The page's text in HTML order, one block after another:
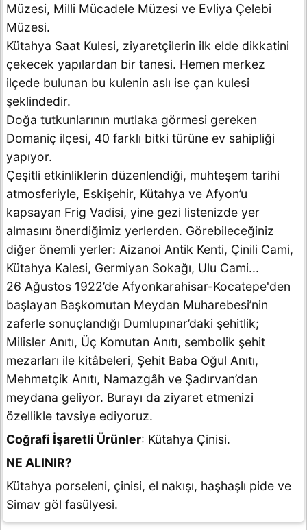
Müzesi, Milli Mücadele Müzesi ve Evliya Çelebi
Müzesi.
Kütahya Saat Kulesi, ziyaretçilerin ilk elde dikkatini
çekecek yapılardan bir tanesi. Hemen merkez
ilçede bulunan bu kulenin aslı ise çan kulesi
şeklindedir.
Doğa tutkunlarının mutlaka görmesi gereken
Domaniç ilçesi, 40 farklı bitki türüne ev sahipliği
yapıyor.
Çeşitli etkinliklerin düzenlendiği, muhteşem tarihi
atmosferiyle, Eskişehir, Kütahya ve Afyon’u
kapsayan Frig Vadisi, yine gezi listenizde yer
almasını önerdiğimiz yerlerden. Görebileceğiniz
diğer önemli yerler: Aizanoi Antik Kenti, Çinili Cami,
Kütahya Kalesi, Germiyan Sokağı, Ulu Cami...
26 Ağustos 1922’de Afyonkarahisar-Kocatepe'den
başlayan Başkomutan Meydan Muharebesi’nin
zaferle sonuçlandığı Dumlupınar’daki şehitlik;
Milisler Anıtı, Üç Komutan Anıtı, sembolik şehit
mezarları ile kitâbeleri, Şehit Baba Oğul Anıtı,
Mehmetçik Anıtı, Namazgâh ve Şadırvan’dan
meydana geliyor. Burayı da ziyaret etmenizi
özellikle tavsiye ediyoruz.
Coğrafi İşaretli Ürünler: Kütahya Çinisi.
NE ALINIR?
Kütahya porseleni, çinisi, el nakışı, haşhaşlı pide ve
Simav göl fasülyesi.